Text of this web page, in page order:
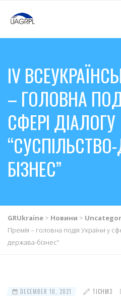
IV
– ГОЛОВНА
СФЕРІ ДІАЛОГУ
БІЗНЕС”
GRUkraine > Новини >
Премія – головна подія України у
держава-бізнес”
DECEMBER 10, 2021 TICHM3